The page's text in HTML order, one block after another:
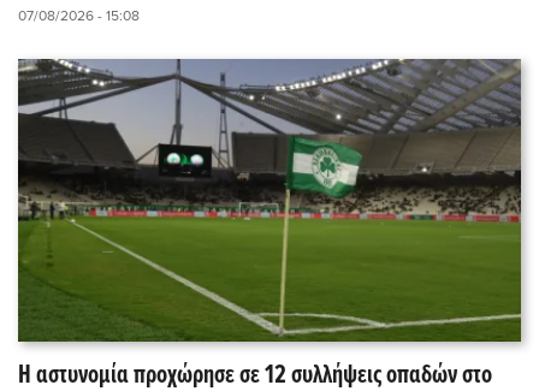
07/08/2026 - 15:08
Η αστυνομία προχώρησε σε 12 συλλήψεις οπαδών στο